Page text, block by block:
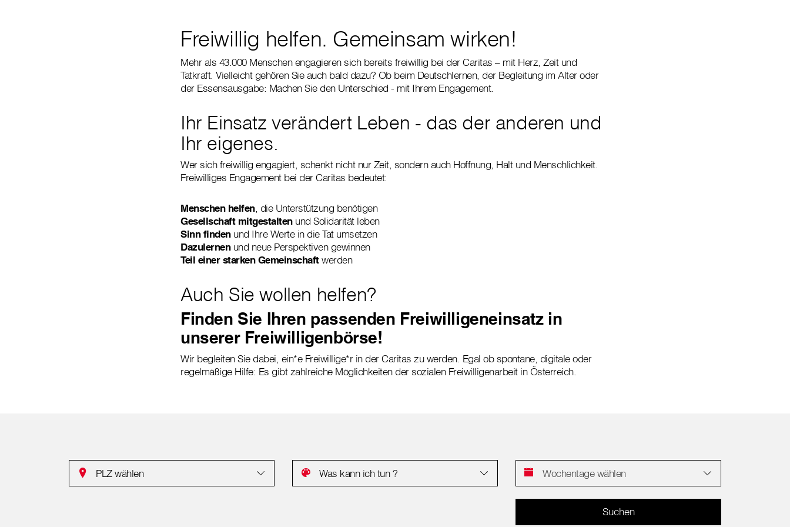
Freiwillig helfen. Gemeinsam wirken!
Mehr als 43.000 Menschen engagieren sich bereits freiwillig bei der Caritas – mit Herz, Zeit und
Tatkraft. Vielleicht gehören Sie auch bald dazu? Ob beim Deutschlernen, der Begleitung im Alter oder
der Essensausgabe: Machen Sie den Unterschied - mit Ihrem Engagement.
Ihr Einsatz verändert Leben - das der anderen und
Ihr eigenes.
Wer sich freiwillig engagiert, schenkt nicht nur Zeit, sondern auch Hoffnung, Halt und Menschlichkeit.
Freiwilliges Engagement bei der Caritas bedeutet:
Menschen helfen, die Unterstützung benötigen
Gesellschaft mitgestaltenund Solidarität leben
Sinn findenund Ihre Werte in die Tat umsetzen
Dazulernenund neue Perspektiven gewinnen
Teil einer starken Gemeinschaftwerden
Auch Sie wollen helfen?
Finden Sie Ihren passenden Freiwilligeneinsatz in
unserer Freiwilligenbörse!
Wir begleiten Sie dabei, ein*e Freiwillige*r in der Caritas zu werden. Egal ob spontane, digitale oder
regelmäßige Hilfe: Es gibt zahlreiche Möglichkeiten der sozialen Freiwilligenarbeit in Österreich.
PLZ wählen Was kann ich tun ? Wochentage wählen